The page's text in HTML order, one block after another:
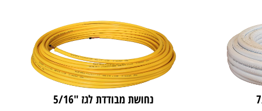
נחושת מבודדת לגז "5/16